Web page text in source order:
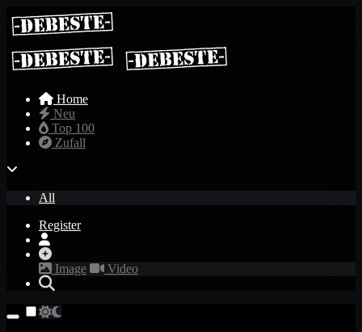
Home
Neu
Top 100
Zufall
All
Register
Image Video